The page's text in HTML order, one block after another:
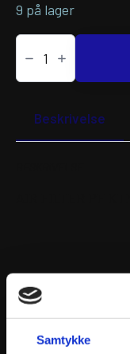
Samtykke
9 på lager
Twinair
FILTER
PF
antalBeskrivelse
ANDRE